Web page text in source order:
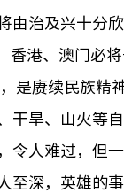
由治及兴十分
港、澳门必将
是赓续民族精
干旱、山火等
令人难过，但
至深，英雄的